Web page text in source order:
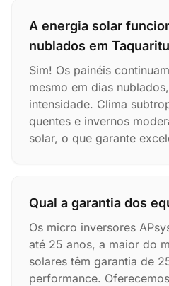
A energia solar
nublados em
Sim! Os painéis
mesmo em dias
intensidade. Clima
quentes e invernos
solar, o que garante
Qual a garantia dos
Os micro inversores
até 25 anos, a maior do
solares têm garantia de
performance.